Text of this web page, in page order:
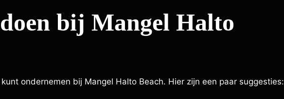
bij Mangel Halto
ondernemen bij Mangel Halto Beach. Hier zijn een paar suggesties: